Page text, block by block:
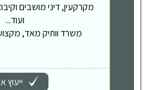
מקרקעין, דיני מושבים
ועוד...
משרד וותיק מאד,
ייעוץ